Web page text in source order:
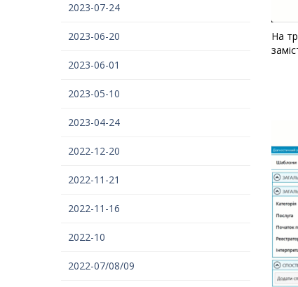
2023-07-24
2023-06-20
2023-06-01
2023-05-10
2023-04-24
2022-12-20
2022-11-21
2022-11-16
2022-10
2022-07/08/09
На